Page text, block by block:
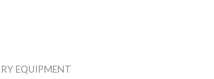
EQUIPMENT